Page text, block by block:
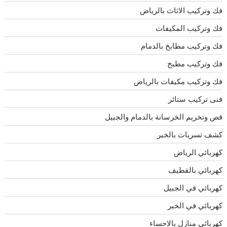
فك وتركيب الاثاث بالرياض
فك وتركيب المكيفات
فك وتركيب مطابخ بالدمام
فك وتركيب مطبخ
فك وتركيب مكيفات بالرياض
فنى تركيب ستائر
قص وتخريم الخرسانة بالدمام والجبيل
كشف تسربات بالخبر
كهربائي الرياض
كهربائي بالقطيف
كهربائي في الجبيل
كهربائي في الخبر
كهربائي منازل بالاحساء